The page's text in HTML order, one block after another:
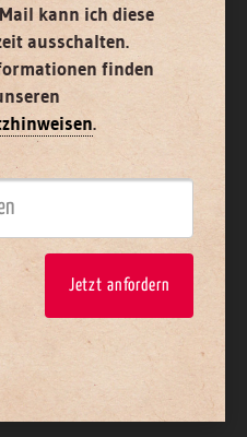
kann ich diese
ausschalten.
finden
.
Jetzt anfordern